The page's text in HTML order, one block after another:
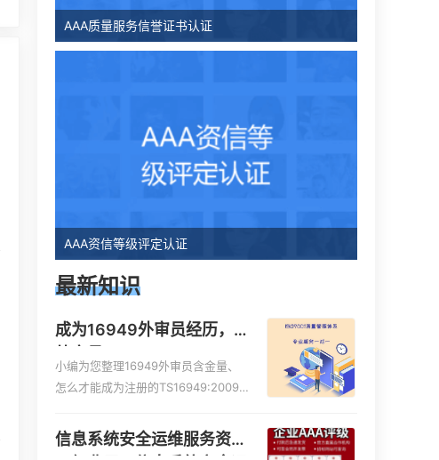
AAA质量服务信誉证书认证
AAA资信等级评定认证
最新知识
成为16949外审员经历，
小编为您整理16949外审员含金量、
怎么才能成为注册的TS16949:2009
过不了解具体情况、iso9000外审
员、SA8000外审员培训相关iso体系
信息系统安全运维服务资质